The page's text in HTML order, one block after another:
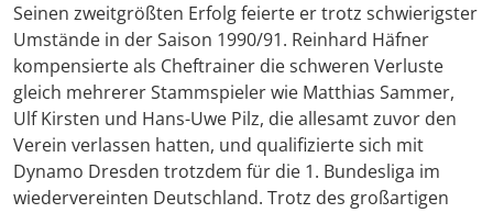
Seinen zweitgrößten Erfolg feierte er trotz schwierigster
Umstände in der Saison 1990/91. Reinhard Häfner
kompensierte als Cheftrainer die schweren Verluste
gleich mehrerer Stammspieler wie Matthias Sammer,
Ulf Kirsten und Hans-Uwe Pilz, die allesamt zuvor den
Verein verlassen hatten, und qualifizierte sich mit
Dynamo Dresden trotzdem für die 1. Bundesliga im
wiedervereinten Deutschland. Trotz des großartigen